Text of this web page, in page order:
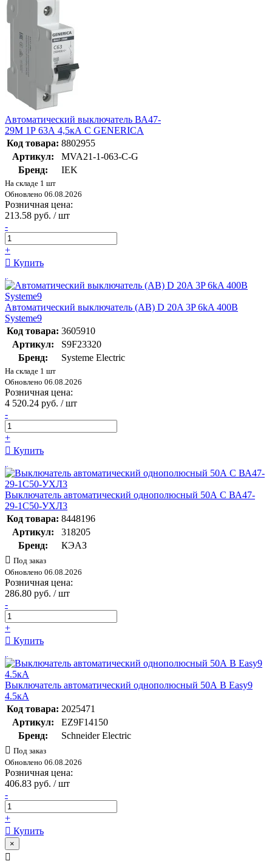
Автоматический выключатель ВА47-
29М 1P 63А 4,5кА C GENERICA
Код товара: 8802955
Артикул:
MVA21-1-063-C-G
Бренд:
IEK
На складе 1 шт
Обновлено 06.08.2026
Розничная цена:
213.58 руб. / шт
-
+
Купить
Автоматический выключатель (АВ) D 20A 3P 6kA 400В
Systeme9
Код товара: 3605910
Артикул:
S9F23320
Бренд:
Systeme Electric
На складе 1 шт
Обновлено 06.08.2026
Розничная цена:
4 520.24 руб. / шт
-
+
Купить
Выключатель автоматический однополюсный 50А C ВА47-
29-1C50-УХЛ3
Код товара: 8448196
Артикул:
318205
Бренд:
КЭАЗ
Под заказ
Обновлено 06.08.2026
Розничная цена:
286.80 руб. / шт
-
+
Купить
Выключатель автоматический однополюсный 50А B Easy9
4.5кА
Код товара: 2025471
Артикул:
EZ9F14150
Бренд:
Schneider Electric
Под заказ
Обновлено 06.08.2026
Розничная цена:
406.83 руб. / шт
-
+
Купить
×